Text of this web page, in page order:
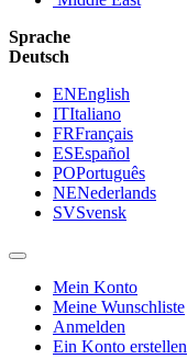
Sprache
Deutsch
ENEnglish
ITItaliano
FRFrançais
ESEspañol
POPortuguês
NENederlands
SVSvensk
Mein Konto
Meine Wunschliste
Anmelden
Ein Konto erstellen